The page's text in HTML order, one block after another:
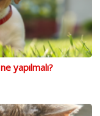
yapılmalı?